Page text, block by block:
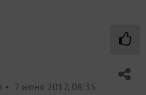
7 июня 2017, 08:35